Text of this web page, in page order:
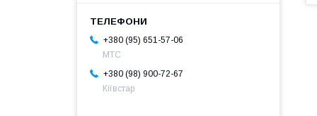
+380 (95) 651-57-06
MTC
+380 (98) 900-72-67
Кіївстар